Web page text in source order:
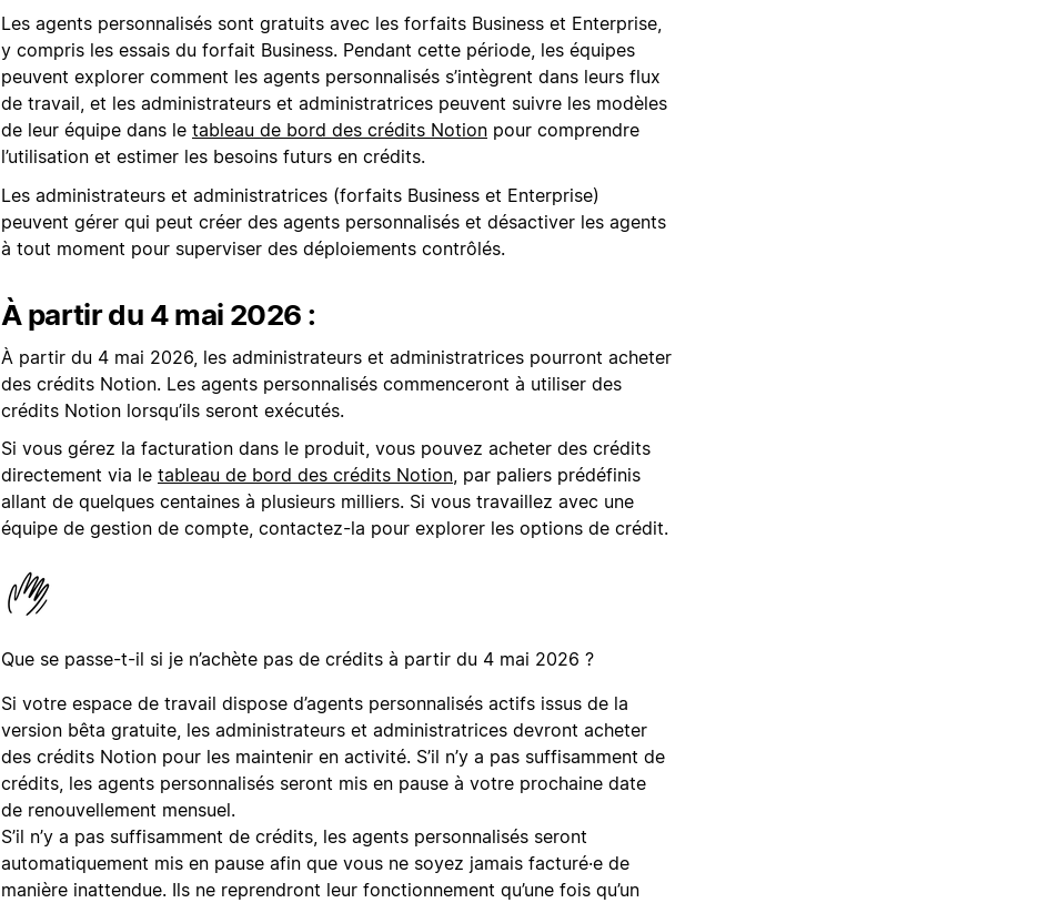
Les agents personnalisés sont gratuits avec les forfaits Business et Enterprise,
y compris les essais du forfait Business. Pendant cette période, les équipes
peuvent explorer comment les agents personnalisés s’intègrent dans leurs flux
de travail, et les administrateurs et administratrices peuvent suivre les modèles
de leur équipe dans le tableau de bord des crédits Notion pour comprendre
l’utilisation et estimer les besoins futurs en crédits.
Les administrateurs et administratrices (forfaits Business et Enterprise)
peuvent gérer qui peut créer des agents personnalisés et désactiver les agents
à tout moment pour superviser des déploiements contrôlés.
À partir du 4 mai 2026 :
À partir du 4 mai 2026, les administrateurs et administratrices pourront acheter
des crédits Notion. Les agents personnalisés commenceront à utiliser des
crédits Notion lorsqu’ils seront exécutés.
Si vous gérez la facturation dans le produit, vous pouvez acheter des crédits
directement via le tableau de bord des crédits Notion, par paliers prédéfinis
allant de quelques centaines à plusieurs milliers. Si vous travaillez avec une
équipe de gestion de compte, contactez-la pour explorer les options de crédit.
Que se passe-t-il si je n’achète pas de crédits à partir du 4 mai 2026 ?
Si votre espace de travail dispose d’agents personnalisés actifs issus de la
version bêta gratuite, les administrateurs et administratrices devront acheter
des crédits Notion pour les maintenir en activité. S’il n’y a pas suffisamment de
crédits, les agents personnalisés seront mis en pause à votre prochaine date
de renouvellement mensuel.
S’il n’y a pas suffisamment de crédits, les agents personnalisés seront
automatiquement mis en pause afin que vous ne soyez jamais facturé·e de
manière inattendue. Ils ne reprendront leur fonctionnement qu’une fois qu’un